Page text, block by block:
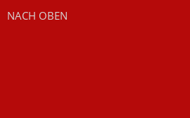
NACH OBEN